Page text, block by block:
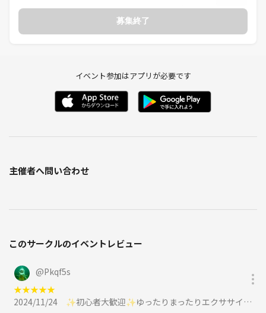
（キッズ～高齢者まで幅広く指導）
・トレーナー養成スクール講師
・行政主導健康推進事業講師
募集終了
イベント参加はアプリが必要です
主催者へ問い合わせ
このサークルのイベントレビュー
@Pkqf5s
★★★★★
2024/11/24
✨初心者大歓迎✨ゆったりまったりエクササイズ🌿11/24 10:00~に参加